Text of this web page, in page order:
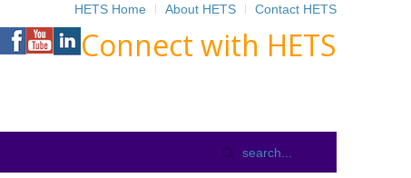
HETS Home About HETS Contact HETS
Connect with HETS